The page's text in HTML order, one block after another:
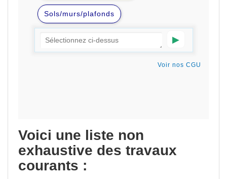
Voici une liste non
exhaustive des travaux
courants :